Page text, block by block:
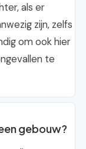
als er
zijn, zelfs
om ook hier
te
gebouw?